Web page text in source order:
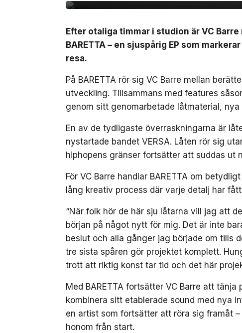
Efter otaliga timmar i studion är VC
BARETTA – en sjuspårig EP som
resa.
På BARETTA rör sig VC Barre mellan
utveckling. Tillsammans med features
genom sitt genomarbetade låtmaterial, nya
En av de tydligaste överraskningarna är
nystartade bandet VERSA. Låten rör sig
hiphopens gränser fortsätter att suddas ut
För VC Barre handlar BARETTA om
lång kreativ process där varje detalj har
“När folk hör de här sju låtarna vill jag att
början på något nytt för mig. Det är inte
beslut och alla gånger jag började om tills
tre sista spåren gör projektet komplett.
trott att riktig konst tar tid och det här
Med BARETTA fortsätter VC Barre att
kombinera sitt etablerade sound med nya
en artist som fortsätter att röra sig framåt
honom från start.